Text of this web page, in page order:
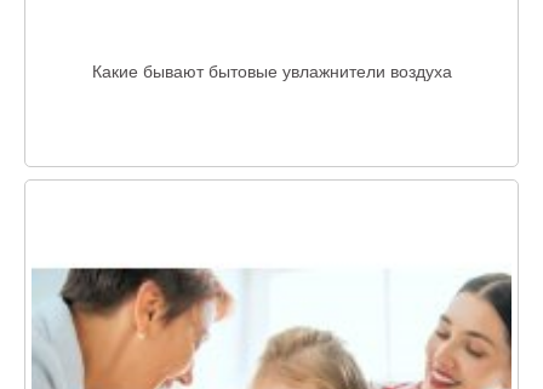
Какие бывают бытовые увлажнители воздуха